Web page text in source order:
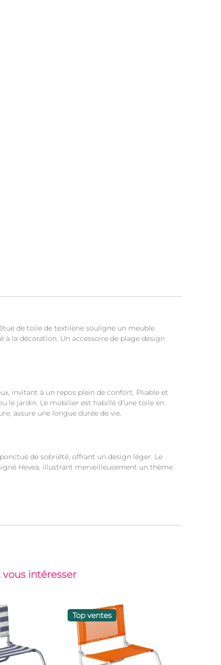
de toile de textilène souligne un meuble
à la décoration. Un accessoire de plage design
invitant à un repos plein de confort. Pliable et
le jardin. Le mobilier est habillé d’une toile en
assure une longue durée de vie.
de sobriété, offrant un design léger. Le
Hevea, illustrant merveilleusement un thème
intéresser
Top ventes